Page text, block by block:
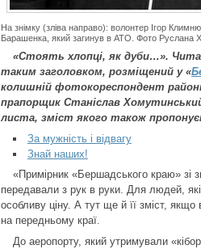
На знімку (зліва направо): волонтер Ігор
Барашенка, який загинув в АТО. Фото
«Стоять хлопці, як дуби…».
таким заголовком, розміщений у «
колишній фотокореспондент
прапорщик Станіслав
листа, зміст якого також
За мужність і відвагу
Знай наших!
«Примірник «Бершадського краю» зі
передавали з рук в руки. Для людей,
особливу ціну. А тут ще й її зміст,
на передньому краї.
До аеропорту, який утримували